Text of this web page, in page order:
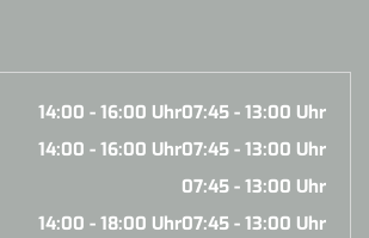
07:45 - 13:00 Uhr
14:00 - 16:00 Uhr
07:45 - 13:00 Uhr
14:00 - 16:00 Uhr
07:45 - 13:00 Uhr
07:45 - 13:00 Uhr
14:00 - 18:00 Uhr